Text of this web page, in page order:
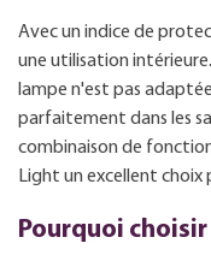
Avec un indice de
une utilisation
lampe n'est pas
parfaitement dans les
combinaison de
Light un excellent choix
Pourquoi